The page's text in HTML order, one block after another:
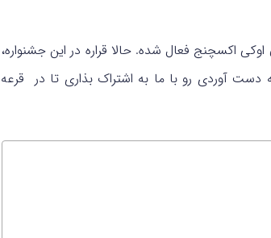
اوکی اکسچنج فعال شده. حالا قراره در این جشنواره،
دست آوردی رو با ما به اشتراک بذاری تا در قرعه